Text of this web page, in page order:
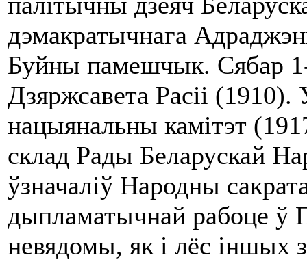
дэмакратычнага
Буйны памешчык. Сябар
Дзяржсавета Расіі (1910).
нацыянальны камітэт
склад Рады Беларускай
ўзначаліў Народны
дыпламатычнай рабоце
невядомы, як і лёс іншых